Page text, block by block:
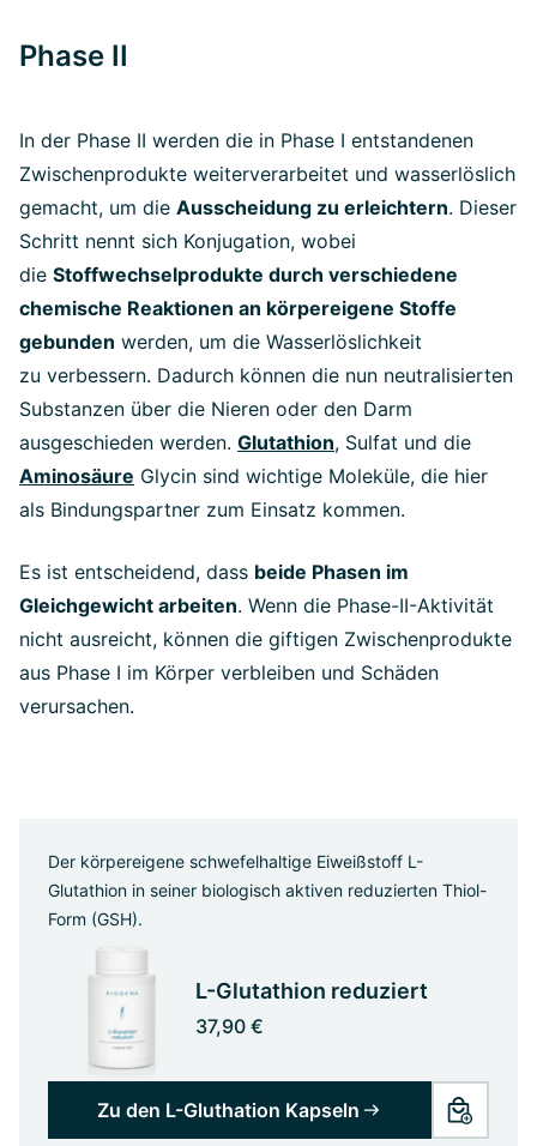
Phase II
In der Phase II werden die in Phase I entstandenen
Zwischenprodukte weiterverarbeitet und wasserlöslich
gemacht, um die Ausscheidung zu erleichtern. Dieser
Schritt nennt sich Konjugation, wobei
die Stoffwechselprodukte durch verschiedene
chemische Reaktionen an körpereigene Stoffe
gebunden werden, um die Wasserlöslichkeit
zu verbessern. Dadurch können die nun neutralisierten
Substanzen über die Nieren oder den Darm
ausgeschieden werden. Glutathion, Sulfat und die
Aminosäure Glycin sind wichtige Moleküle, die hier
als Bindungspartner zum Einsatz kommen.
Es ist entscheidend, dass beide Phasen im
Gleichgewicht arbeiten. Wenn die Phase-II-Aktivität
nicht ausreicht, können die giftigen Zwischenprodukte
aus Phase I im Körper verbleiben und Schäden
verursachen.
Der körpereigene schwefelhaltige Eiweißstoff L-
Glutathion in seiner biologisch aktiven reduzierten Thiol-
Form (GSH).
L-Glutathion reduziert
37,90 €
Zu den L-Gluthation Kapseln